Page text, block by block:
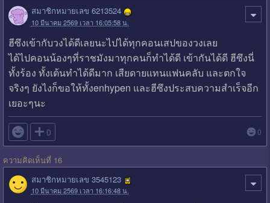
สมาชิกหมายเลข 6213524
10 มีนาคม 2569 เวลา 16:05:58 น.
ฮีซึงเข้ากับวงได้ดีเลยนะไปได้ทุกคอนเสปของวงเลย
ได้ไปคอนน้องๆที่ราชมังมาทุกคนก็ทำได้ดี เข้ากันได้ดี ฮีซึงนี่
ทั้งร้อง ทั้งเต้นทำได้ดีมาก เสียดายแทนแฟนคลับ และตกใจ
จริงๆ ยังไงก็ขอให้ทั้งenhypen และฮีซึงประสบความสำเร็จอีก
เยอะๆนะ
 0 0
ความคิดเห็นที่ 16
สมาชิกหมายเลข 3545123
10 มีนาคม 2569 เวลา 16:16:48 น.